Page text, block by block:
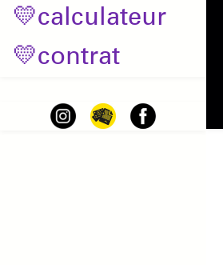
💛calculateur
💛contrat